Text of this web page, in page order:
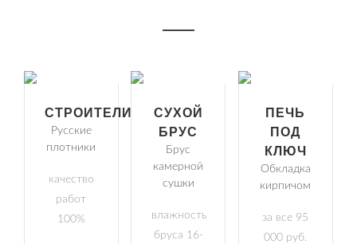
СТРОИТЕЛИ
Русские
плотники
качество
работ
100%
СУХОЙ
БРУС
Брус
камерной
сушки
влажность
бруса 16-
ПЕЧЬ
ПОД
КЛЮЧ
Обкладка
кирпичом
за все 95
000 руб.